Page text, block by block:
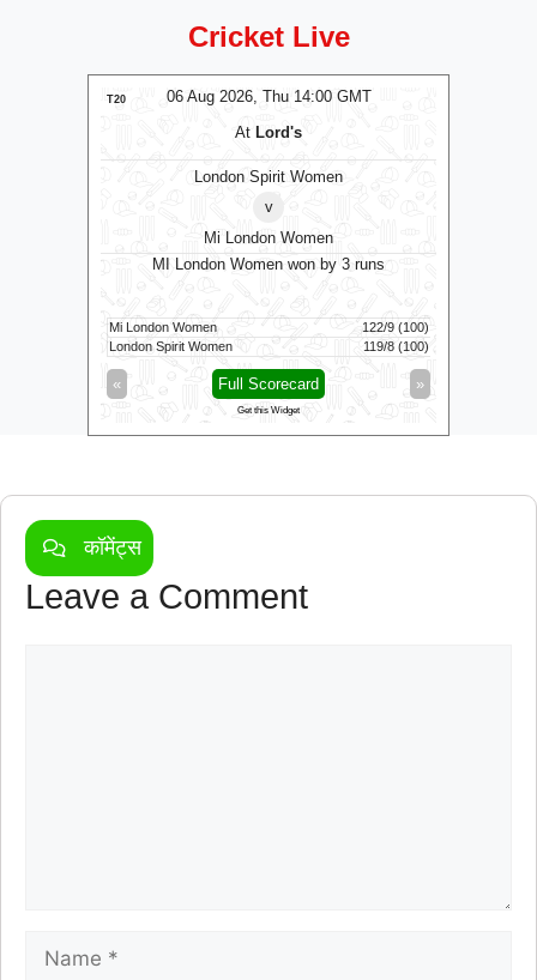
Cricket Live
06 Aug 2026, Thu 14:00 GMT
T20
At Lord's
London Spirit Women
v
Mi London Women
MI London Women won by 3 runs
Mi London Women
122/9 (100)
London Spirit Women
119/8 (100)
« »
Full Scorecard
Get this Widget
कॉमेंट्स
Leave a Comment